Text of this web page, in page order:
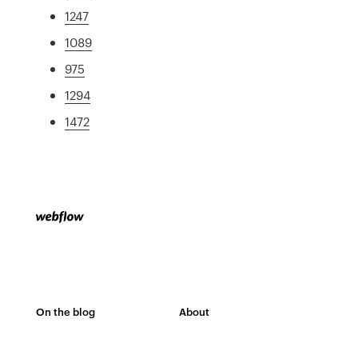
1247
1089
975
1294
1472
On the blog About